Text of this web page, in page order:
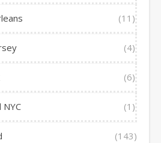
(11)
(4)
(6)
NYC (1)
(143)